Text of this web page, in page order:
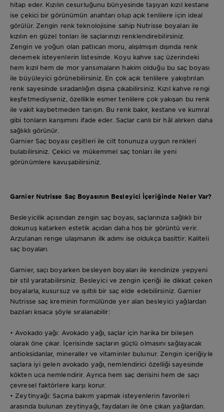
hitap eder. Kızılın cesurluğunu bünyesinde taşıyan kızıl kestane
ise çekici bir görünümün anahtarı olup açık tenlilere için ideal
görülür. Zengin renk teknolojisine sahip Nutrisse boyaları ile
kızılın en güzel tonları ile saçlarınızı renklendirebilirsiniz.
Zengin ve yoğun olan patlıcan moru, alışılmışın dışında renk
denemek isteyenlerin listesinde. Koyu kahve saç üzerindeki
hem kızıl hem de mor yansımaların hakim olduğu bu saç boyası
ile büyüleyici görünebilirsiniz. En çok açık tenlilere yakıştırılan
renk sayesinde sıradanlığın dışına çıkabilirsiniz. Kızıl kahve rengi
keşfetmediyseniz, özellikle esmer tenlilere çok yakışan bu renk
ile vakit kaybetmeden tanışın. Bu renk bakır, kestane ve kumral
gibi tonların karışımını ifade eder. Saçlar canlı bir hâl alırken daha
sağlıklı görünür.
Garnier Saç boyası çeşitleri ile cilt tonunuza uygun renkleri
bulabilirsiniz. Çekici ve mükemmel saç tonları ile yeni
görünümlere kavuşabilirsiniz.
Garnier Nutrisse Saç Boyasının Besleyici İçeriğinde Neler Var?
Besleyicilik açısından zengin saç boyası, saçlarınıza sağlıklı bir
dokunuş katarken estetik açıdan daha hoş bir görüntü verir.
Arzulanan renge ulaşmanın ilk adımı ise oldukça basittir: Kaliteli
saç boyaları.
Garnier, saçı boyarken besleyen boyaları ile kendinize yepyeni
bir stil yaratabilirsiniz. Besleyici ve zengin içeriği ile dikkat çeken
boyalarla, kusursuz ve ışıltılı bir saç elde edebilirsiniz. Garnier
Nutrisse saç kreminin formülünde yer alan besleyici yağlardan
bazıları kısaca şöyle sıralanabilir:
• Avokado yağı: Avokado yağı, saçlar için harika bir bileşen
olarak öne çıkar. İçerisinde saçların güçlü olmasını sağlayacak
antioksidanlar, mineraller ve vitaminler bulunur. Zengin içeriğiyle
saçlara iyi gelen avokado yağı, nemlendirici özelliği sayesinde
kökten uca nemlendirir. Ayrıca hem saç derisini hem de saçı
çevresel faktörlere karşı korur.
• Zeytinyağı: Saçına bakım yapmak isteyenlerin favorileri
arasında bulunan zeytinyağı, faydaları ile öne çıkan yağlardan.